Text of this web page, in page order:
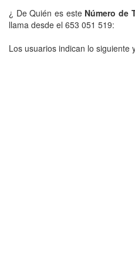
¿ De Quién es este Número de
llama desde el 653 051 519:
Los usuarios indican lo siguiente